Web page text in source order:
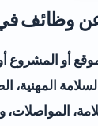
وظائف
أو
المهنية،
المواصلات،